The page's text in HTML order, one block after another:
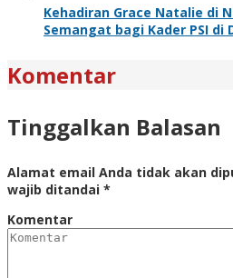
Kehadiran Grace Natalie di
Semangat bagi Kader PSI di
Komentar
Tinggalkan Balasan
Alamat email Anda tidak akan
wajib ditandai *
Komentar